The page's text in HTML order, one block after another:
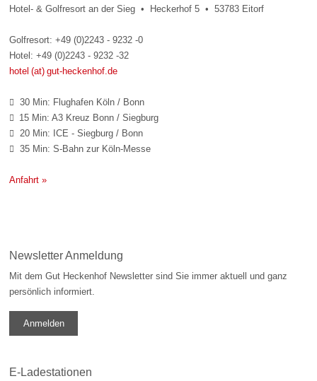
Hotel- & Golfresort an der Sieg • Heckerhof 5 • 53783 Eitorf
Golfresort: +49 (0)2243 - 9232 -0
Hotel: +49 (0)2243 - 9232 -32
hotel (at) gut-heckenhof.de
 30 Min: Flughafen Köln / Bonn
 15 Min: A3 Kreuz Bonn / Siegburg
 20 Min: ICE - Siegburg / Bonn
 35 Min: S-Bahn zur Köln-Messe
Anfahrt »
Newsletter Anmeldung
Mit dem Gut Heckenhof Newsletter sind Sie immer aktuell und ganz
persönlich informiert.
Anmelden
E-Ladestationen